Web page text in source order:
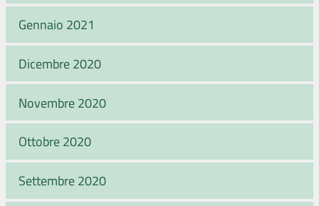
Gennaio 2021
Dicembre 2020
Novembre 2020
Ottobre 2020
Settembre 2020